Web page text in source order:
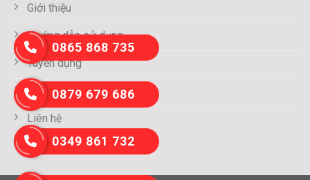
Giới thiệu
Hướng dẫn sử dụng
Tuyển dụng
Thông tin thanh toán
Liên hệ
0865 868 735
0879 679 686
0349 861 732